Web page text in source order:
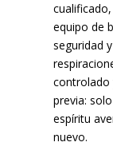
equipo de
seguridad
controlado
previa:
espíritu
nuevo.